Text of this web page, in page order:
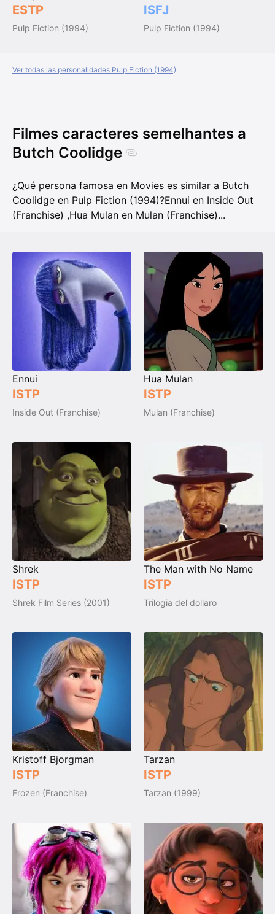
ESTP
Pulp Fiction (1994)
ISFJ
Pulp Fiction (1994)
Ver todas las personalidades Pulp Fiction (1994)
Filmes caracteres semelhantes a
Butch Coolidge
¿Qué persona famosa en Movies es similar a Butch
Coolidge en Pulp Fiction (1994)?Ennui en Inside Out
(Franchise) ,Hua Mulan en Mulan (Franchise)...
Ennui
ISTP
Inside Out (Franchise)
Hua Mulan
ISTP
Mulan (Franchise)
Shrek
ISTP
Shrek Film Series (2001)
The Man with No Name‎‎
ISTP
Trilogia del dollaro
Kristoff Bjorgman
ISTP
Frozen (Franchise)
Tarzan
ISTP
Tarzan (1999)